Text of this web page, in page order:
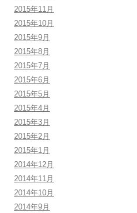
2015年11月
2015年10月
2015年9月
2015年8月
2015年7月
2015年6月
2015年5月
2015年4月
2015年3月
2015年2月
2015年1月
2014年12月
2014年11月
2014年10月
2014年9月